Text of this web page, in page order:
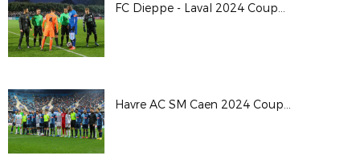
FC Dieppe - Laval 2024 Coupe de France
Havre AC SM Caen 2024 Coupe de France